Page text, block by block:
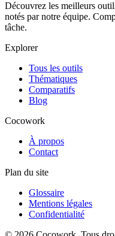
Découvrez les meilleurs
notés par notre équipe.
tâche.
Explorer
Tous les outils
Thématiques
Comparatifs
Blog
Cocowork
À propos
Contact
Plan du site
Glossaire
Mentions légales
Confidentialité